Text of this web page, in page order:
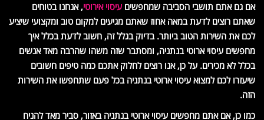
אם גם אתם תושבי הסביבה שמחפשים עיסוי אירוטי, אנחנו בטוחים
שאתם רוצים לדעת במאה אחוז שאתם מגיעים למקום טוב ומקצועי שיציע
לכם את השירות הטוב ביותר. בדיוק בגלל זה, חשוב לדעת בכלל איך
מחפשים עיסוי ארוטי בנתניה, ומסתבר שזה משהו שהרבה מאד אנשים
בכלל לא מכירים. על כן, אנו רוצים לחלוק אתכם כמה טיפים חשובים
שיעזרו לכם למצוא עיסוי ארוטי בנתניה בכל פעם שתחפשו את השירות
הזה.
כמו כן, אם אתם מחפשים עיסוי ארוטי בנתניה באזור, סביר מאד להניח